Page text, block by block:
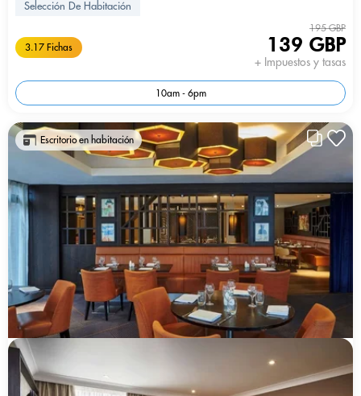
Selección De Habitación
3.17 Fichas
195 GBP
139 GBP
+ Impuestos y tasas
10am - 6pm
Escritorio en habitación